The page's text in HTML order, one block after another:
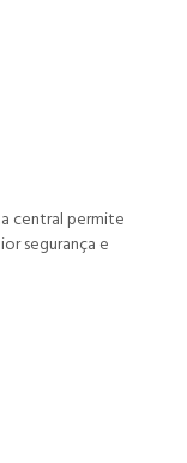
central permite
segurança e